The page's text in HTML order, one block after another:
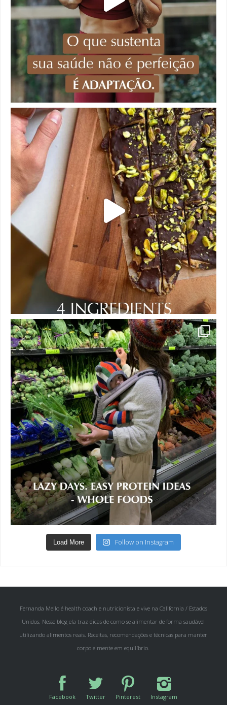
Load More Follow on Instagram
Unidos. Nesse blog ela traz dicas de como se alimentar de forma saudável
utilizando alimentos reais. Receitas, recomendações e técnicas para manter
corpo e mente em equilíbrio.
Facebook Twitter Pinterest Instagram